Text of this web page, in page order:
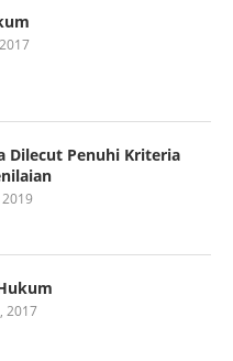
Dilecut Penuhi Kriteria
2017